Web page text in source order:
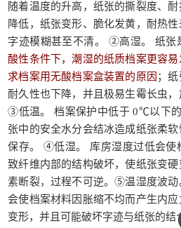
随着温度的升高，纸张的撕裂度、
降低，纸张变形、脆化发黄，耐热性
字迹模糊甚至不清。 ②高湿。 纸张
酸性条件下，潮湿的纸质档案更容
求档案用无酸档案盒装置的原因 ；纸
耐久性也下降，并且极易生霉长虫，
③低温。 档案保护中低于 0℃以下
张中的安全水分会结冰造成纸张柔
保存。 ④低湿。 库房湿度过低会使
致纤维内部的结构破坏，使纸张变
素断裂，过程不可逆。⑤温湿度波
会使档案材料因胀缩不均而产生内
变形，并且可能破坏字迹与纸张的结